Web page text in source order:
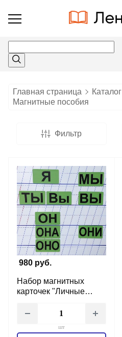
Открыть
Главная страница Каталог
Магнитные пособия
Фильтр
980 руб.
Набор магнитных
карточек "Личные
зеленый)
шт